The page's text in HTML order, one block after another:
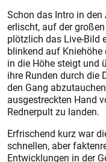
Schon das Intro in
erlischt, auf der
plötzlich das Live-Bild
blinkend auf
in die Höhe steigt und
ihre Runden durch die
den Gang
ausgestreckten Hand
Rednerpult zu landen.
Erfrischend kurz war
schnellen, aber
Entwicklungen in der